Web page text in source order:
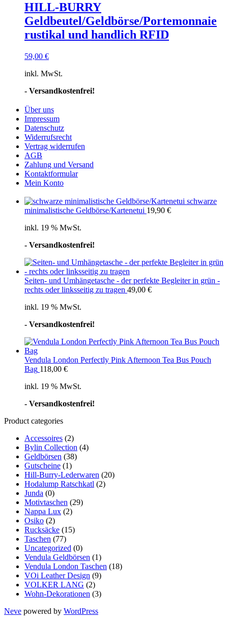
HILL-BURRY
Geldbeutel/Geldbörse/Portemonnaie
rustikal und handlich RFID
59,00 €
inkl. MwSt.
- Versandkostenfrei!
Über uns
Impressum
Datenschutz
Widerrufsrecht
Vertrag widerrufen
AGB
Zahlung und Versand
Kontaktformular
Mein Konto
schwarze
minimalistische Geldbörse/Kartenetui 19,90 €
inkl. 19 % MwSt.
- Versandkostenfrei!
Seiten- und Umhängetasche - der perfekte Begleiter in grün -
rechts oder linksseitig zu tragen 49,00 €
inkl. 19 % MwSt.
- Versandkostenfrei!
Vendula London Perfectly Pink Afternoon Tea Bus Pouch
Bag 118,00 €
inkl. 19 % MwSt.
- Versandkostenfrei!
Product categories
Accessoires (2)
Bylin Collection (4)
Geldbörsen (38)
Gutscheine (1)
Hill-Burry-Lederwaren (20)
Hodalump Ratschkatl (2)
Junda (0)
Motivtaschen (29)
Nappa Lux (2)
Osiko (2)
Rucksäcke (15)
Taschen (77)
Uncategorized (0)
Vendula Geldbörsen (1)
Vendula London Taschen (18)
VOi Leather Design (9)
VOLKER LANG (2)
Wohn-Dekorationen (3)
Neve powered by WordPress